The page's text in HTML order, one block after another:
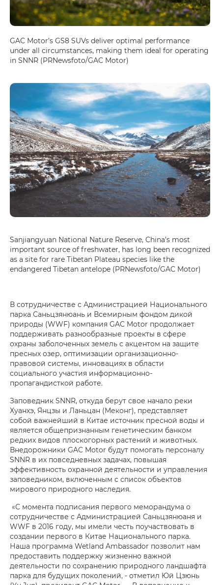
GAC Motor’s GS8 SUVs deliver optimal performance
under all circumstances, making them ideal for operating
in SNNR (PRNewsfoto/GAC Motor)
Sanjiangyuan National Nature Reserve, China’s most
important source of freshwater, has long been recognized
as a site for rare Tibetan Plateau species like the
endangered Tibetan antelope (PRNewsfoto/GAC Motor)
В сотрудничестве с Администрацией Национального
парка Саньцзянюань и Всемирным фондом дикой
природы (WWF) компания GAC Motor продолжает
поддерживать разнообразные проекты в сфере
охраны заболоченных земель с акцентом на защите
пресных озер, оптимизации организационно-
правовой системы, инновациях в области
социального участия информационно-
пропагандисткой работе.
Заповедник SNNR, откуда берут свое начало реки
Хуанхэ, Янцзы и Ланьцан (Меконг), представляет
собой важнейший в Китае источник пресной воды и
является общепризнанным генетическим банком
редких видов плоскогорных растений и животных.
Внедорожники GAC Motor будут помогать персоналу
SNNR в их повседневных задачах, повышая
эффективность охранной деятельности и управления
заповедником, включенным с список объектов
мирового природного наследия.
«С момента подписания первого меморандума о
сотрудничестве с Администрацией Саньцзянюаня и
WWF в 2016 году, мы имели честь поучаствовать в
создании первого в Китае Национального парка.
Наша программа Wetland Ambassador позволит нам
предоставить поддержку жизненно важной
деятельности по сохранению природного ландшафта
парка для будущих поколений, - отметил Юй Цзюнь